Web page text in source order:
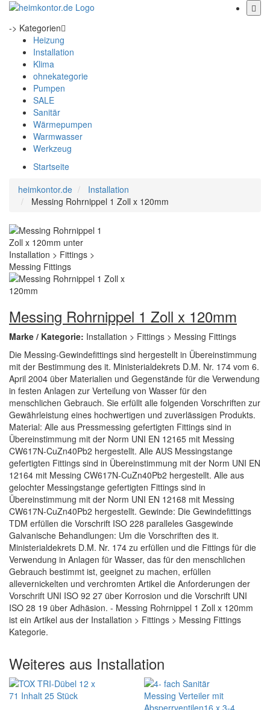
-> Kategorien
Heizung
Installation
Klima
ohnekategorie
Pumpen
SALE
Sanitär
Wärmepumpen
Warmwasser
Werkzeug
Startseite
heimkontor.de
Installation
Messing Rohrnippel 1 Zoll x 120mm
Messing Rohrnippel 1 Zoll x 120mm
Marke / Kategorie: Installation > Fittings > Messing Fittings
Die Messing-Gewindefittings sind hergestellt in Übereinstimmung
mit der Bestimmung des it. Ministerialdekrets D.M. Nr. 174 vom 6.
April 2004 über Materialien und Gegenstände für die Verwendung
in festen Anlagen zur Verteilung von Wasser für den
menschlichen Gebrauch. Sie erfüllt alle folgenden Vorschriften zur
Gewährleistung eines hochwertigen und zuverlässigen Produkts.
Material: Alle aus Pressmessing gefertigten Fittings sind in
Übereinstimmung mit der Norm UNI EN 12165 mit Messing
CW617N-CuZn40Pb2 hergestellt. Alle AUS Messingstange
gefertigten Fittings sind in Übereinstimmung mit der Norm UNI EN
12164 mit Messing CW617N-CuZn40Pb2 hergestellt. Alle aus
gelochter Messingstange gefertigten Fittings sind in
Übereinstimmung mit der Norm UNI EN 12168 mit Messing
CW617N-CuZn40Pb2 hergestellt. Gewinde: Die Gewindefittings
TDM erfüllen die Vorschrift ISO 228 paralleles Gasgewinde
Galvanische Behandlungen: Um die Vorschriften des it.
Ministerialdekrets D.M. Nr. 174 zu erfüllen und die Fittings für die
Verwendung in Anlagen für Wasser, das für den menschlichen
Gebrauch bestimmt ist, geeignet zu machen, erfüllen
allevernickelten und verchromten Artikel die Anforderungen der
Vorschrift UNI ISO 92 27 über Korrosion und die Vorschrift UNI
ISO 28 19 über Adhäsion. - Messing Rohrnippel 1 Zoll x 120mm
ist ein Artikel aus der Installation > Fittings > Messing Fittings
Kategorie.
Weiteres aus Installation